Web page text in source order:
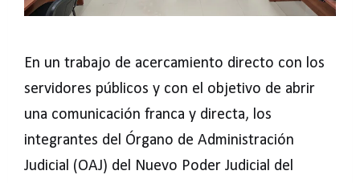
En un trabajo de acercamiento directo con los
servidores públicos y con el objetivo de abrir
una comunicación franca y directa, los
integrantes del Órgano de Administración
Judicial (OAJ) del Nuevo Poder Judicial del